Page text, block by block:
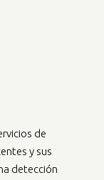
de
y sus
detección